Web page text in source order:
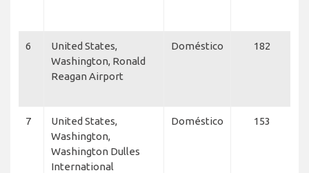
6
United States,
Washington, Ronald
Reagan Airport
Doméstico 182
7
United States,
Washington,
Washington Dulles
International
Doméstico 153